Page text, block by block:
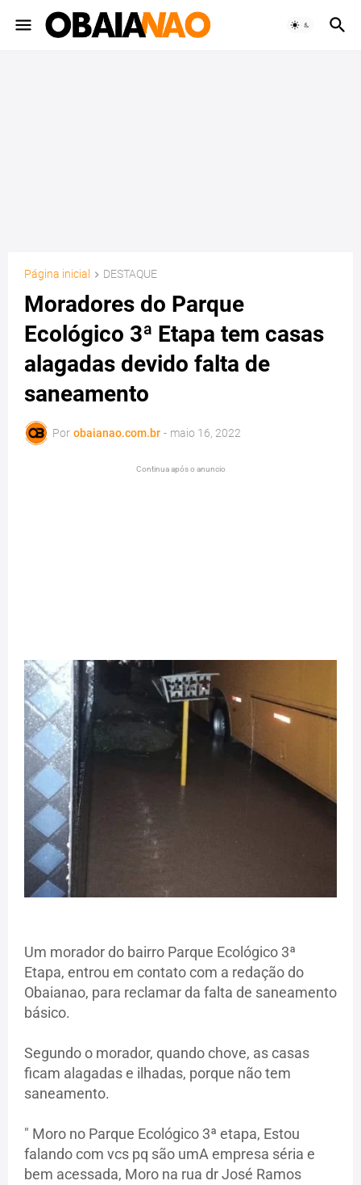
Página inicial DESTAQUE
Moradores do Parque
Ecológico 3ª Etapa tem casas
alagadas devido falta de
saneamento
Por obaianao.com.br - maio 16, 2022
Continua após o anuncio
Um morador do bairro Parque Ecológico 3ª
Etapa, entrou em contato com a redação do
Obaianao, para reclamar da falta de saneamento
básico.
Segundo o morador, quando chove, as casas
ficam alagadas e ilhadas, porque não tem
saneamento.
" Moro no Parque Ecológico 3ª etapa, Estou
falando com vcs pq são umA empresa séria e
bem acessada, Moro na rua dr José Ramos